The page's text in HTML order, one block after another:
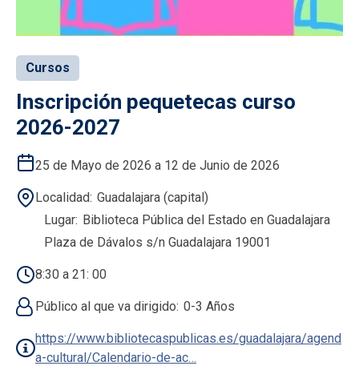
Cursos
Inscripción pequetecas curso
2026-2027
25 de Mayo de 2026 a 12 de Junio de 2026
Localidad Guadalajara (capital)
Lugar Biblioteca Pública del Estado en Guadalajara
Plaza de Dávalos s/n Guadalajara 19001
8:30 a 21: 00
Público al que va dirigido 0-3 Años
https://www.bibliotecaspublicas.es/guadalajara/agend
a-cultural/Calendario-de-ac…